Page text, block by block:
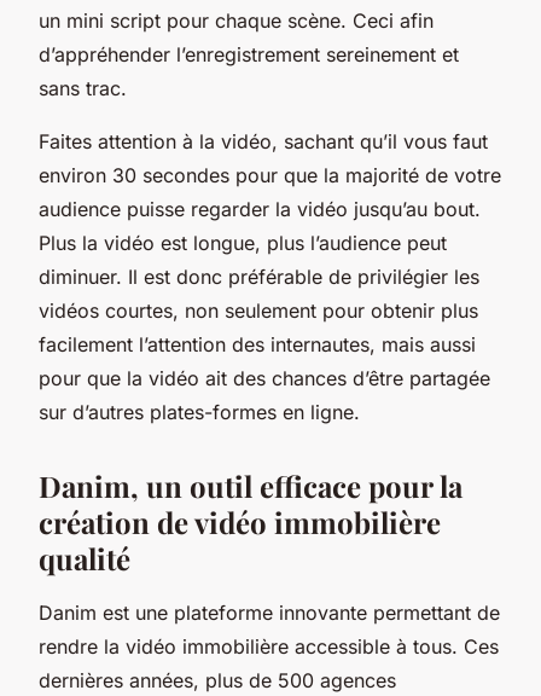
un mini script pour chaque scène. Ceci afin
d’appréhender l’enregistrement sereinement et
sans trac.
Faites attention à la vidéo, sachant qu’il vous faut
environ 30 secondes pour que la majorité de votre
audience puisse regarder la vidéo jusqu’au bout.
Plus la vidéo est longue, plus l’audience peut
diminuer. Il est donc préférable de privilégier les
vidéos courtes, non seulement pour obtenir plus
facilement l’attention des internautes, mais aussi
pour que la vidéo ait des chances d’être partagée
sur d’autres plates-formes en ligne.
Danim, un outil efficace pour la
création de vidéo immobilière
qualité
Danim est une plateforme innovante permettant de
rendre la vidéo immobilière accessible à tous. Ces
dernières années, plus de 500 agences